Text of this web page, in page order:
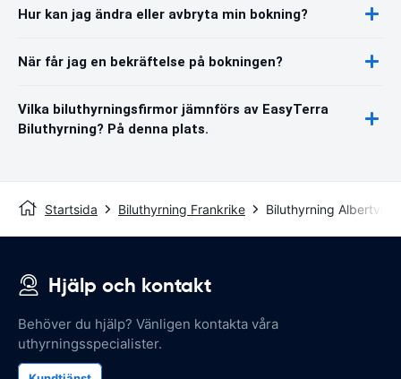
Hur kan jag ändra eller avbryta min bokning?
När får jag en bekräftelse på bokningen?
Vilka biluthyrningsfirmor jämnförs av EasyTerra
Biluthyrning? På denna plats.
Startsida Biluthyrning Frankrike Biluthyrning Albertville
Hjälp och kontakt
Behöver du hjälp? Vänligen kontakta våra
uthyrningsspecialister.